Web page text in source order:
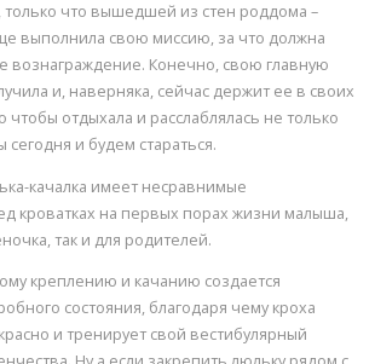
что вышедшей из стен роддома –
выполнила свою миссию, за что должна
вознаграждение. Конечно, свою главную
и, наверняка, сейчас держит ее в своих
чтобы отдыхала и расслаблялась не только
и будем стараться.
качалка имеет несравнимые
кроватках на первых порах жизни малыша,
так и для родителей.
креплению и качанию создается
состояния, благодаря чему кроха
и тренирует свой вестибулярный